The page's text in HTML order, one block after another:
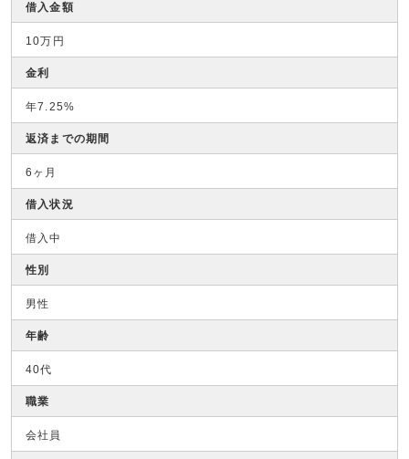
借入金額
10万円
金利
年7.25%
返済までの期間
6ヶ月
借入状況
借入中
性別
男性
年齢
40代
職業
会社員